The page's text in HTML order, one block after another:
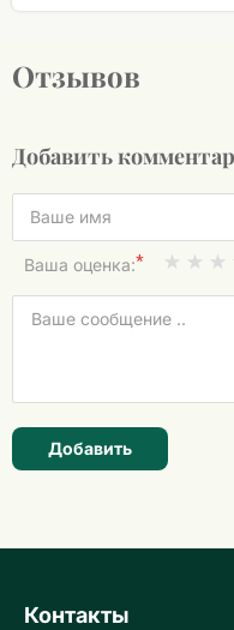
Отзывов
Добавить
Ваша оценка:*
Добавить
Контакты